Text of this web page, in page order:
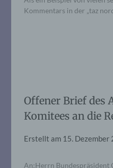
Kommentars in der „taz
Offener Brief des
Komitees an die
Erstellt am 15. Dezember
An:Herrn Bundespräsident